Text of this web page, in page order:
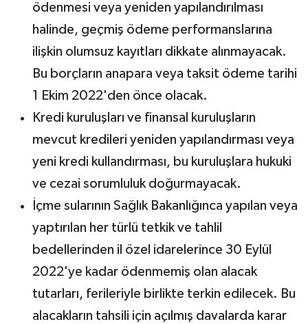
ödenmesi veya yeniden yapılandırılması
halinde, geçmiş ödeme performanslarına
ilişkin olumsuz kayıtları dikkate alınmayacak.
Bu borçların anapara veya taksit ödeme tarihi
1 Ekim 2022'den önce olacak.
Kredi kuruluşları ve finansal kuruluşların
mevcut kredileri yeniden yapılandırması veya
yeni kredi kullandırması, bu kuruluşlara hukuki
ve cezai sorumluluk doğurmayacak.
İçme sularının Sağlık Bakanlığınca yapılan veya
yaptırılan her türlü tetkik ve tahlil
bedellerinden il özel idarelerince 30 Eylül
2022'ye kadar ödenmemiş olan alacak
tutarları, ferileriyle birlikte terkin edilecek. Bu
alacakların tahsili için açılmış davalarda karar